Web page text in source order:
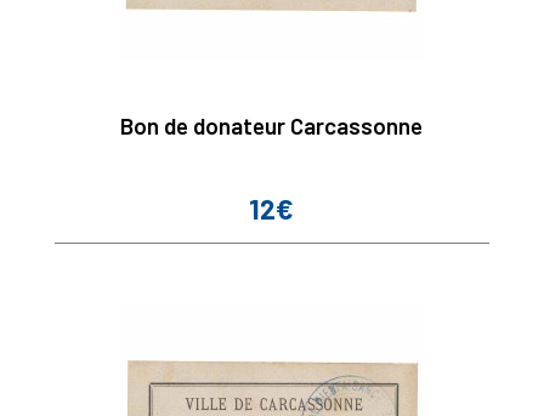
Bon de donateur Carcassonne
Prix
12€